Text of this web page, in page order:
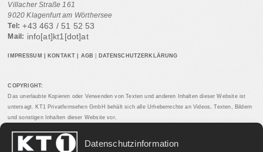
Datenschutzinformation
Villacher Straße 161
9020 Klagenfurt am Wörthersee
Tel: +43 463 / 51 52 53
Mail: info[at]kt1[dot]at
IMPRESSUM KONTAKT AGB DATENSCHUTZERKLÄRUNG
COPYRIGHT:
Das unerlaubte Kopieren oder Verwenden von Texten und anderen Inhalten dieser Website ist
untersagt. KT1 Privatfernsehen GmbH behält sich alle Urheberrechte an Videos, Texten, Bildern
und sonstigen Inhalten dieser Website vor.
PARTNERLINKS: